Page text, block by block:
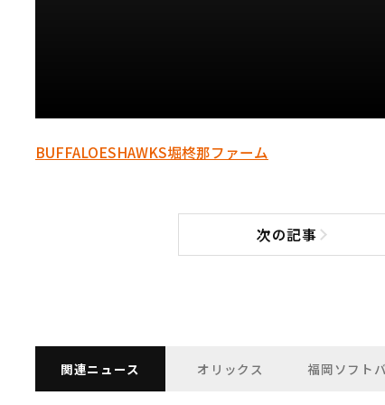
BUFFALOESHAWKS堀柊那ファーム
次の記事次の記事へ
関連ニュース オリックス 福岡ソフト